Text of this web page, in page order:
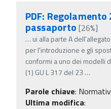
PDF:
passaporto [26%]
… ui alla parte A
per l'introduzione e gli
conformi a uno dei modelli
(1) GU L 317 del 23 …
Parole chiave:
Ultima modifica: